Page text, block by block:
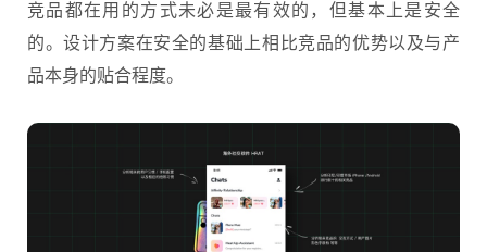
竞品都在用的方式未必是最有效的，但基本上是安全
的。设计方案在安全的基础上相比竞品的优势以及与产
品本身的贴合程度。